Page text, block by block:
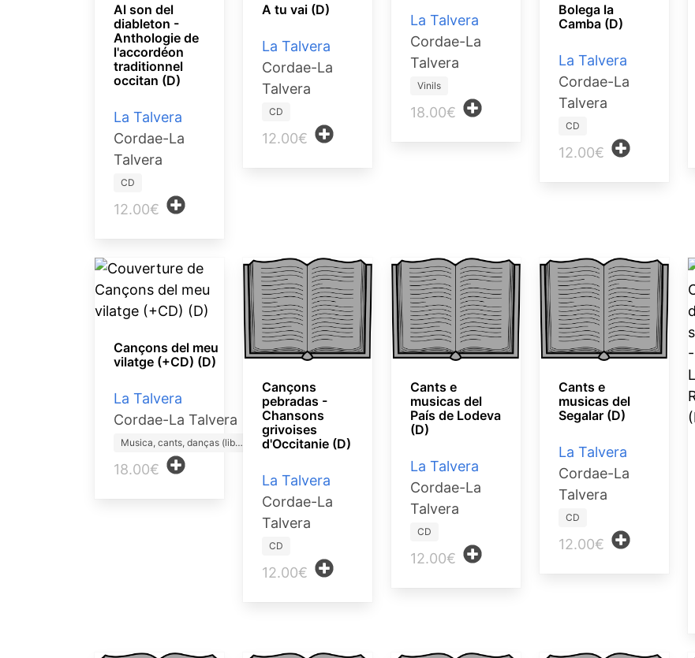
Al son del
diableton -
Anthologie de
l'accordéon
traditionnel
occitan (D)
La Talvera
Cordae-La
Talvera
CD
12.00€
A tu vai (D)
La Talvera
Cordae-La
Talvera
CD
12.00€
La Talvera
Cordae-La
Talvera
Vinils
18.00€
Bolega la
Camba (D)
La Talvera
Cordae-La
Talvera
CD
12.00€
Cançons del meu
vilatge (+CD) (D)
La Talvera
Cordae-La Talvera
Musica, cants, danças (lib…
18.00€
Cançons
pebradas -
Chansons
grivoises
d'Occitanie (D)
La Talvera
Cordae-La
Talvera
CD
12.00€
Cants e
musicas del
País de Lodeva
(D)
La Talvera
Cordae-La
Talvera
CD
12.00€
Cants e
musicas del
Segalar (D)
La Talvera
Cordae-La
Talvera
CD
12.00€